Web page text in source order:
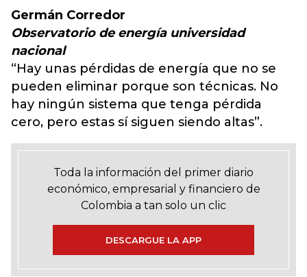
Germán Corredor
Observatorio de energía universidad
nacional
“Hay unas pérdidas de energía que no se
pueden eliminar porque son técnicas. No
hay ningún sistema que tenga pérdida
cero, pero estas sí siguen siendo altas”.
Toda la información del primer diario
económico, empresarial y financiero de
Colombia a tan solo un clic
DESCARGUE LA APP